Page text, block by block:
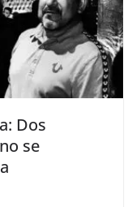
Dos
se